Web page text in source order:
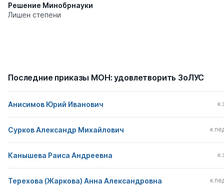
Решение Минобрнауки
Лишен степени
Последние приказы МОН: удовлетворить ЗоЛУС
Анисимов Юрий Иванович
Сурков Александр Михайлович
Канышева Раиса Андреевна
Терехова (Жаркова) Анна Александровна